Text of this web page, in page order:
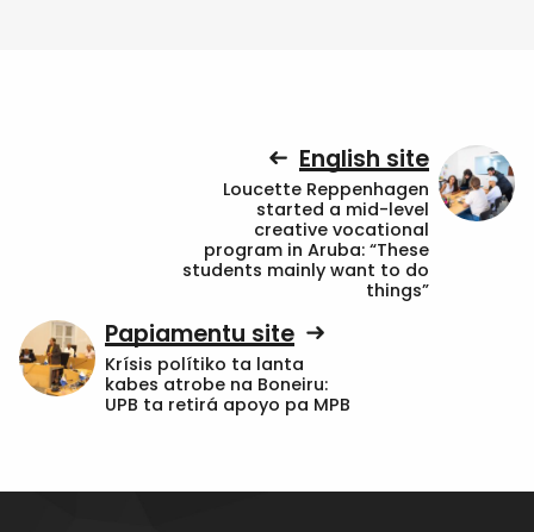
English site
Loucette Reppenhagen
started a mid-level
creative vocational
program in Aruba: “These
students mainly want to do
things”
Papiamentu site
Krísis polítiko ta lanta
kabes atrobe na Boneiru:
UPB ta retirá apoyo pa MPB